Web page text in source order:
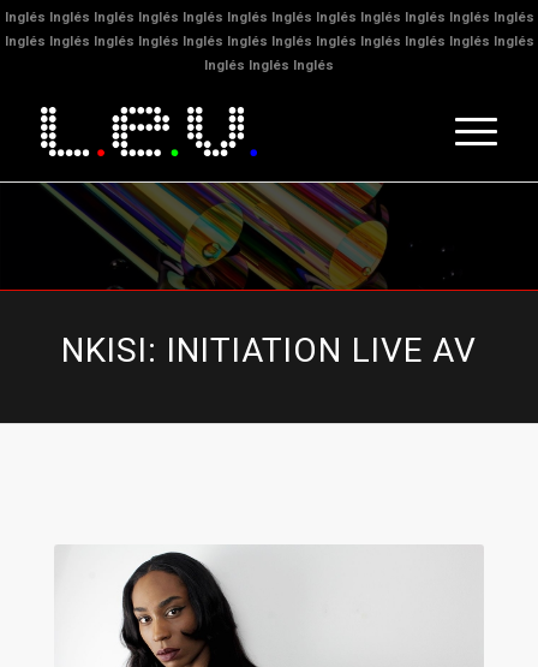
Inglés Inglés Inglés Inglés Inglés Inglés Inglés Inglés Inglés Inglés Inglés Inglés
Inglés Inglés Inglés Inglés Inglés Inglés Inglés Inglés Inglés Inglés Inglés Inglés
Inglés Inglés Inglés
NKISI: INITIATION LIVE AV